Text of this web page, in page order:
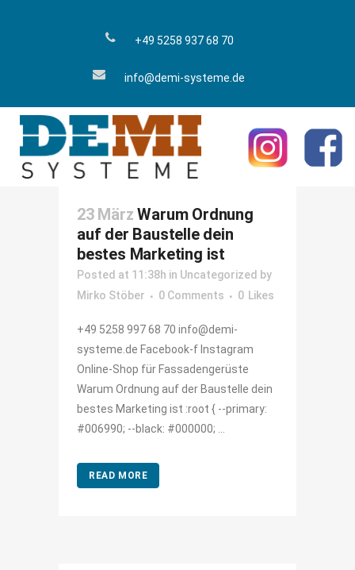
+49 5258 937 68 70
info@demi-systeme.de
23 März Warum Ordnung
auf der Baustelle dein
bestes Marketing ist
Posted at 11:38h in Uncategorized by
Mirko Stöber
0 Comments 0 Likes
+49 5258 997 68 70 info@demi-
systeme.de Facebook-f Instagram
Online-Shop für Fassadengerüste
Warum Ordnung auf der Baustelle dein
bestes Marketing ist :root { --primary:
#006990; --black: #000000; ...
READ MORE